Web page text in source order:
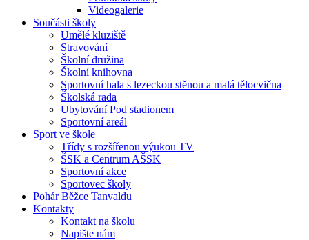
Videogalerie
Součásti školy
Umělé kluziště
Stravování
Školní družina
Školní knihovna
Sportovní hala s lezeckou stěnou a malá tělocvična
Školská rada
Ubytování Pod stadionem
Sportovní areál
Sport ve škole
Třídy s rozšířenou výukou TV
ŠSK a Centrum AŠSK
Sportovní akce
Sportovec školy
Pohár Běžce Tanvaldu
Kontakty
Kontakt na školu
Napište nám